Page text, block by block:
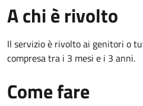
A chi è rivolto
Il servizio è rivolto ai genitori o
compresa tra i 3 mesi e i 3 anni.
Come fare